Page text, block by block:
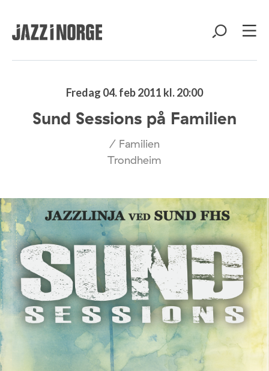
Fredag 04. feb 2011 kl. 20:00
Sund Sessions på Familien
/ Familien
Trondheim